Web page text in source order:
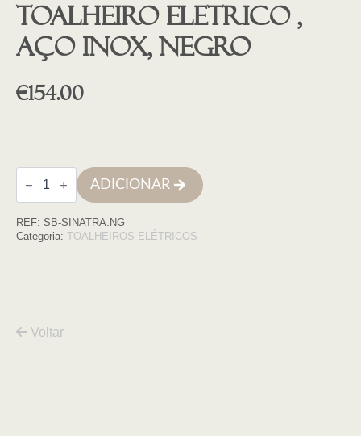
Toalheiro eletrico ,
aço inox, NEGRO
€154.00
Quantidade
de
Toalheiro
,
aço
ADICIONAR
REF: SB-SINATRA.NG
Categoria: TOALHEIROS ELÉTRICOS
Voltar